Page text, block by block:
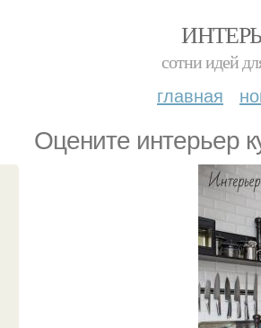
сотни идей
главная
Оцените интерьер